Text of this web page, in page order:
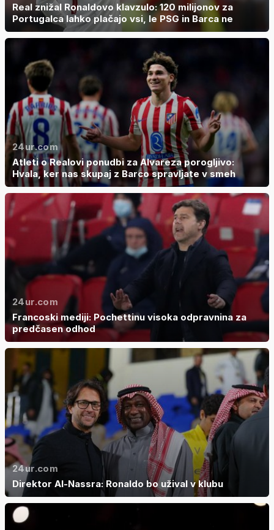
Real znižal Ronaldovo klavzulo: 120 milijonov za
Portugalca lahko plačajo vsi, le PSG in Barca ne
24ur.com
Atleti o Realovi ponudbi za Alvareza porogljivo:
Hvala, ker nas skupaj z Barco spravljate v smeh
24ur.com
Francoski mediji: Pochettinu visoka odpravnina za
predčasen odhod
24ur.com
Direktor Al-Nassra: Ronaldo bo užival v klubu